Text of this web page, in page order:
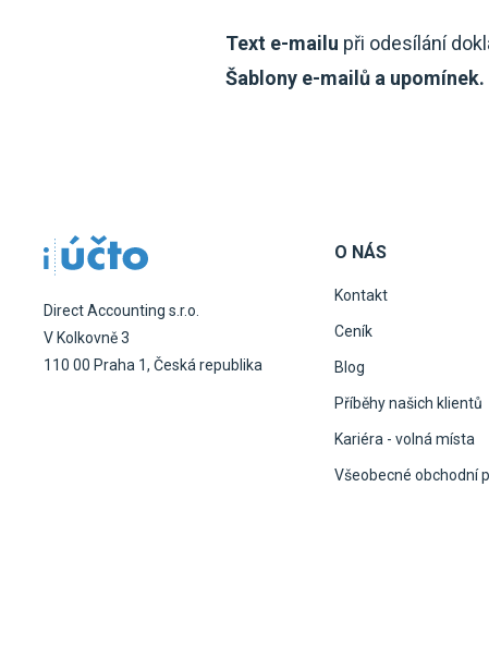
Text e-mailu při odesílání
Šablony e-mailů a upomínek.
Direct Accounting s.r.o.
V Kolkovně 3
110 00 Praha 1, Česká republika
O NÁS
Kontakt
Ceník
Blog
Příběhy našich klientů
Kariéra - volná místa
Všeobecné obchodní